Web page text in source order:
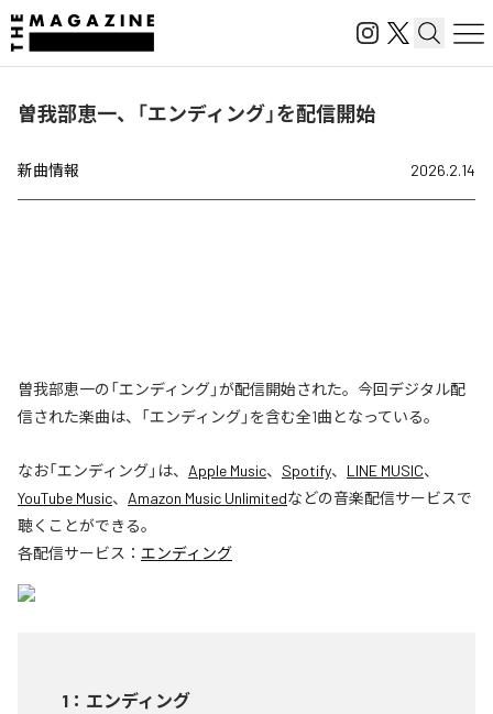
曽我部恵一、「エンディング」を配信開始
新曲情報 2026.2.14
曽我部恵一の「エンディング」が配信開始された。今回デジタル配
信された楽曲は、「エンディング」を含む全1曲となっている。
なお「エンディング」は、 Apple Music、 Spotify、 LINE MUSIC、
YouTube Music、 Amazon Music Unlimitedなどの音楽配信サービスで
聴くことができる。
各配信サービス： エンディング
1 ： エンディング